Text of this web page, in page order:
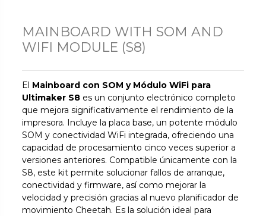
MAINBOARD WITH SOM AND
WIFI MODULE (S8)
El Mainboard con SOM y Módulo WiFi para
Ultimaker S8 es un conjunto electrónico completo
que mejora significativamente el rendimiento de la
impresora. Incluye la placa base, un potente módulo
SOM y conectividad WiFi integrada, ofreciendo una
capacidad de procesamiento cinco veces superior a
versiones anteriores. Compatible únicamente con la
S8, este kit permite solucionar fallos de arranque,
conectividad y firmware, así como mejorar la
velocidad y precisión gracias al nuevo planificador de
movimiento Cheetah. Es la solución ideal para